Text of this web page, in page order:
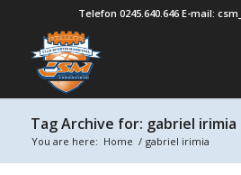
Telefon 0245.640.646 E-mail:
Tag Archive for: gabriel irimia
You are here: Home / gabriel irimia